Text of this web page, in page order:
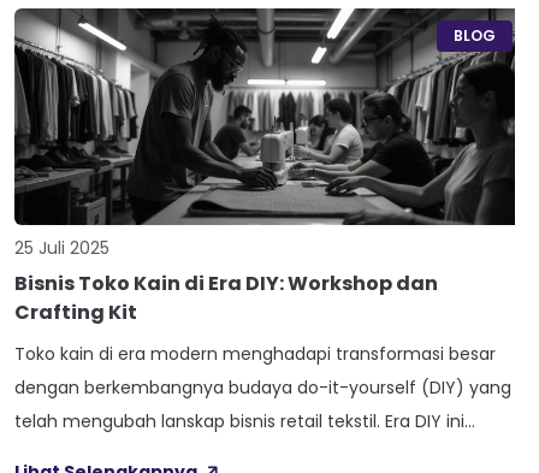
melainkan keharusan bagi pelaku industri tekstil yang ingin
bertahan dan berkembang di masa depan. […]
BLOG
25 Juli 2025
Bisnis Toko Kain di Era DIY: Workshop dan
Crafting Kit
Toko kain di era modern menghadapi transformasi besar
dengan berkembangnya budaya do-it-yourself (DIY) yang
telah mengubah lanskap bisnis retail tekstil. Era DIY ini